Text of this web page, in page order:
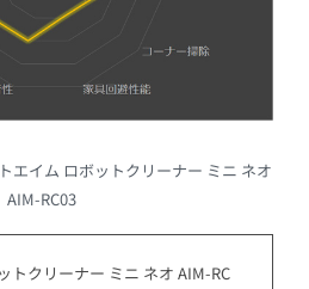
エイム ロボットクリーナー ミニ ネオ
AIM-RC03
トクリーナー ミニ ネオ AIM-RC